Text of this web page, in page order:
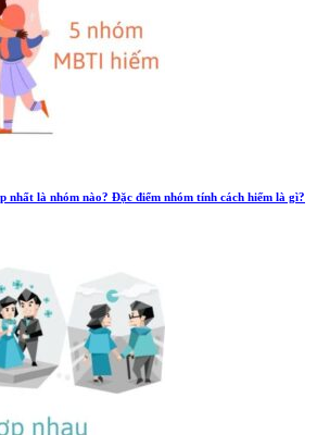
nhất là nhóm nào? Đặc điểm nhóm tính cách hiếm là gì?